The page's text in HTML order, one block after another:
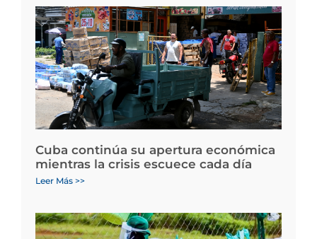
Cuba continúa su apertura económica
mientras la crisis escuece cada día
Leer Más >>